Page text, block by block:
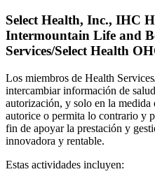
Select Health, Inc., IHC
Intermountain Life and
Services/Select Health
Los miembros de Health
intercambiar información de
autorización, y solo en la medida
autorice o permita lo contrario y
fin de apoyar la prestación y
innovadora y rentable.
Estas actividades incluyen: